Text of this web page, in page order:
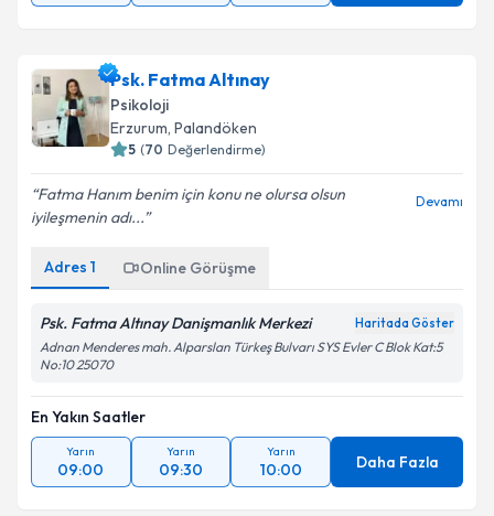
Psk. Fatma Altınay
Psikoloji
Erzurum, Palandöken
5 (70 Değerlendirme)
Fatma Hanım benim için konu ne olursa olsun
iyileşmenin adı...
Devamı
Adres 1 Online Görüşme
Psk. Fatma Altınay Danişmanlık Merkezi Haritada Göster
Adnan Menderes mah. Alparslan Türkeş Bulvarı SYS Evler C Blok Kat:5
No:10 25070
En Yakın Saatler
Yarın
09:00
Yarın
09:30
Yarın
10:00 Daha Fazla